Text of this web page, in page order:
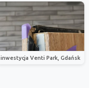
inwestycja Venti Park, Gdańsk